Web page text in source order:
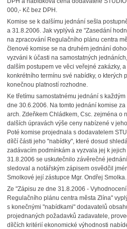
000,- Kč bez DPH.
Komise se k dalšímu jednání sešla
a 31.8.2006. Jak vyplývá ze "Zasedání
na zpracování Regulačního plánu centra
členové komise se na druhém jednání
vyzváni k účasti na samostatných
dalším postupem ve věci veřejné zakázky,
konkrétního termínu své nabídky, o kterých
konečnou platností rozhodne.
Ke třetímu samostatnému jednání s
dne 30.6.2006. Na tomto jednání komise
arch. Zdeňkem Chládkem, Csc. zejména o
dalších úpravách výše ceny nabízené v
Poté komise projednala s dodavatelem
dílčí části jeho "nabídky", které dosud
zadávacím podmínkám a vyzvala jej k
31.8.2006 se uskutečnilo závěrečné
sledoval a notářským zápisem osvědčil
Smolkové její zástupce Mgr. Ondřej Smolka.
Ze "Zápisu ze dne 31.8.2006 -
Regulačního plánu centra města Zlína"
s konečnými "nabídkami" dodavatelů
projednaných požadavků zadavatele,
dílčích kritérií ekonomické výhodnosti